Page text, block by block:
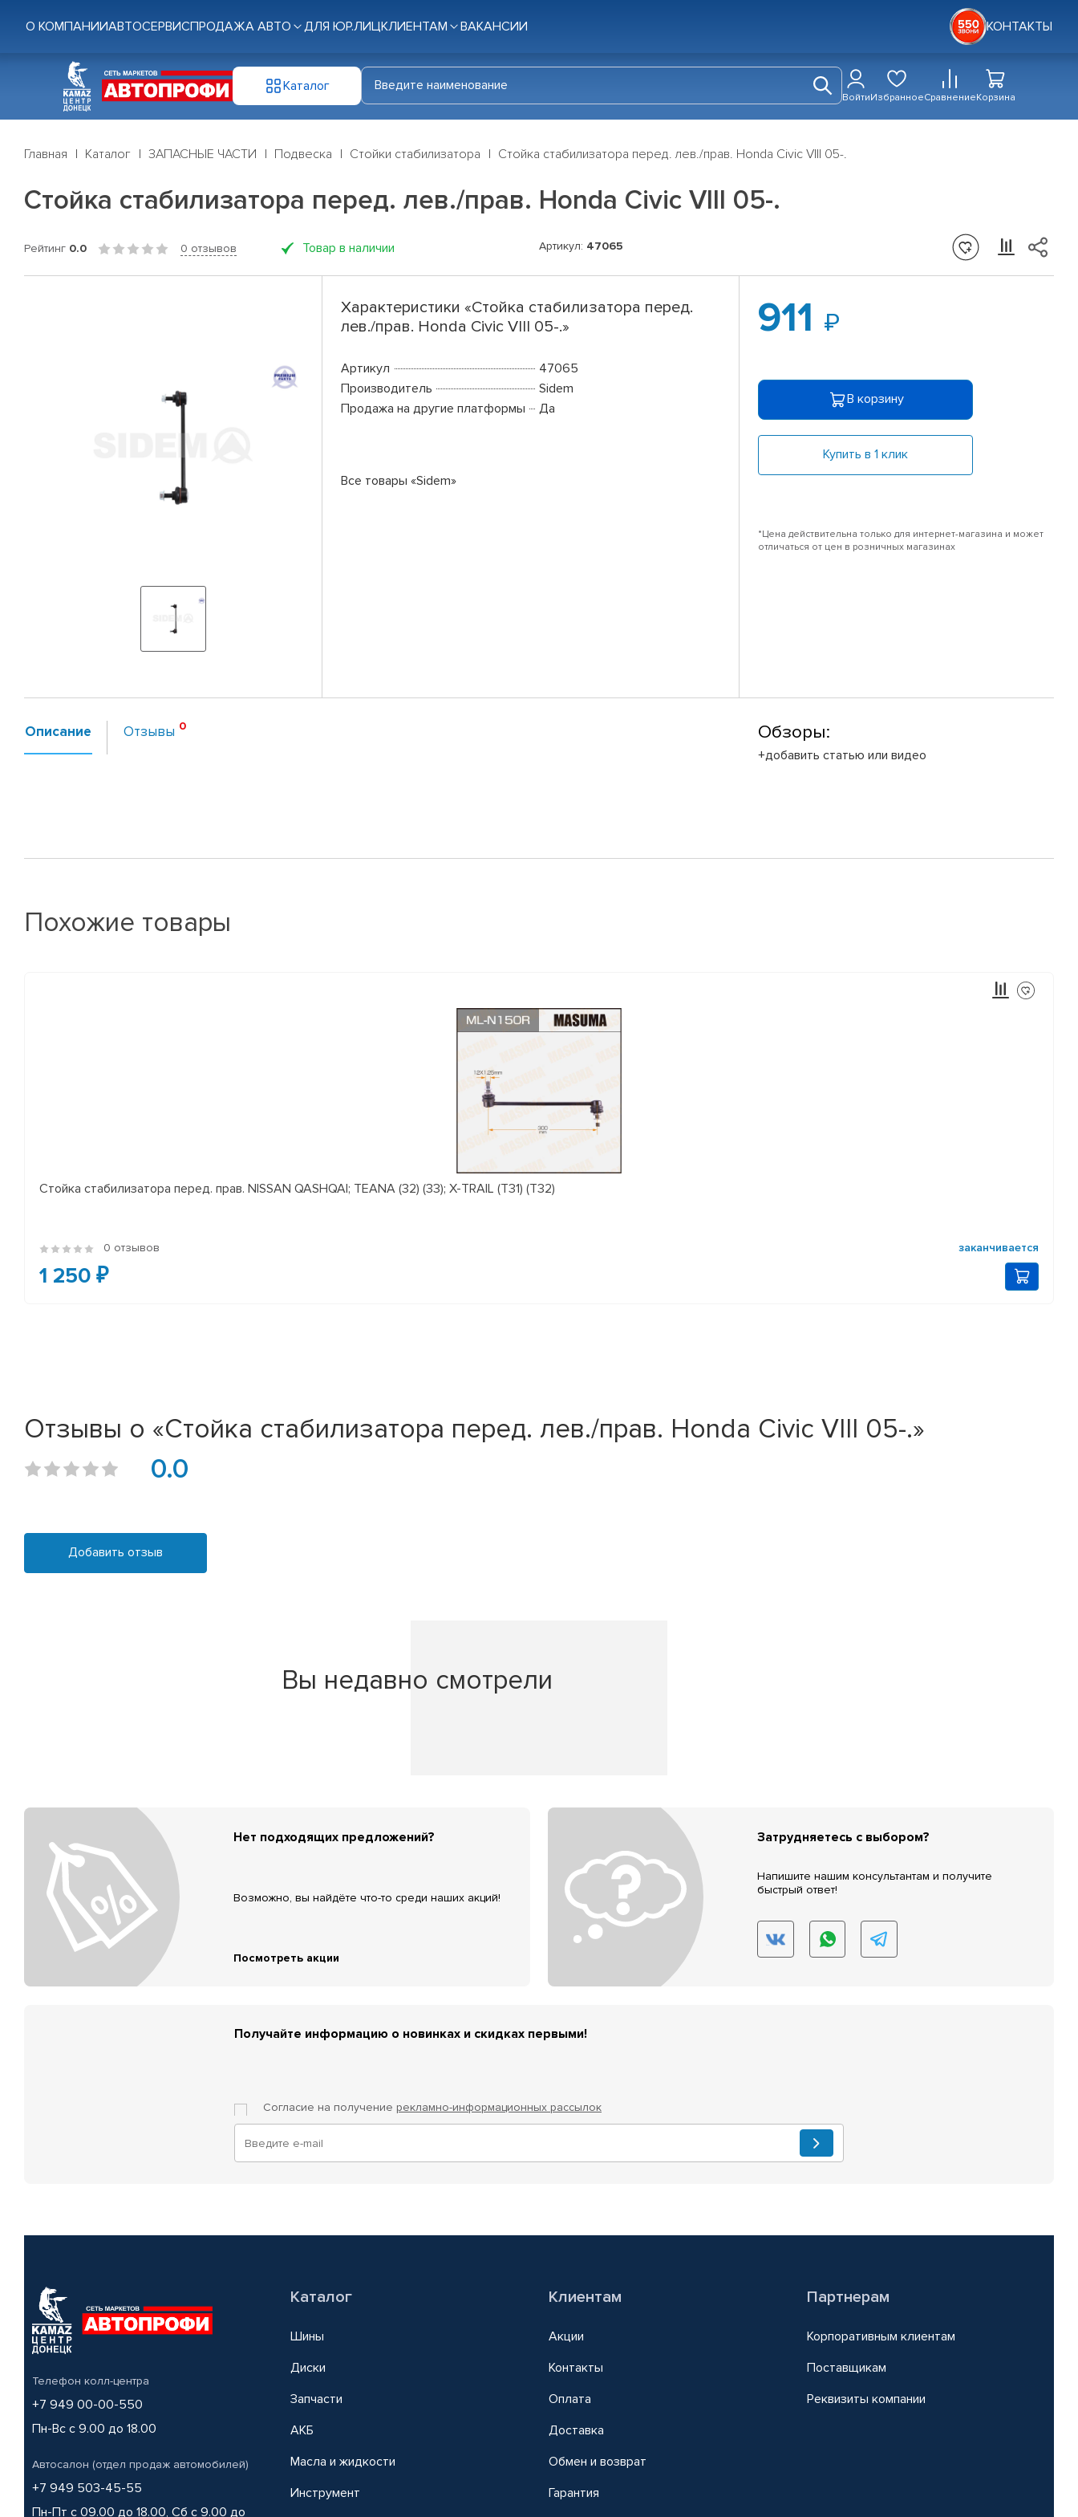
О КОМПАНИИАВТОСЕРВИСПРОДАЖА АВТО ДЛЯ ЮР.ЛИЦКЛИЕНТАМ ВАКАНСИИ КОНТАКТЫ
Каталог
ВойтиИзбранноеСравнениеКорзина
Главная Каталог ЗАПАСНЫЕ ЧАСТИ Подвеска Стойки стабилизатора Стойка стабилизатора перед. лев./прав. Honda Civic VIII 05-.
Стойка стабилизатора перед. лев./прав. Honda Civic VIII 05-.
Рейтинг 0.0 0 отзывов Товар в наличии Артикул: 47065
Характеристики «Стойка стабилизатора перед.
лев./прав. Honda Civic VIII 05-.»
Артикул
47065
Производитель
Sidem
Продажа на другие платформы
Да
Все товары «Sidem»
911
В корзину
Купить в 1 клик
*Цена действительна только для интернет-магазина и может
отличаться от цен в розничных магазинах
Описание Отзывы Обзоры:
+добавить статью или видео
Похожие товары
Стойка стабилизатора перед. прав. NISSAN QASHQAI; TEANA (32) (33); X-TRAIL (T31) (T32)
0 отзывов заканчивается
1 250 ₽
Отзывы о «Стойка стабилизатора перед. лев./прав. Honda Civic VIII 05-.»
0.0
Добавить отзыв
Вы недавно смотрели
Нет подходящих предложений?
Возможно, вы найдёте что-то среди наших акций!
Посмотреть акции
Затрудняетесь с выбором?
Напишите нашим консультантам и получите
быстрый ответ!
Получайте информацию о новинках и скидках первыми!
Согласие на получение рекламно-информационных рассылок
Телефон колл-центра
+7 949 00-00-550
Пн-Вс с 9.00 до 18.00
Автосалон (отдел продаж автомобилей)
+7 949 503-45-55
Пн-Пт с 09.00 до 18.00, Сб с 9.00 до
Каталог
Шины
Диски
Запчасти
АКБ
Масла и жидкости
Инструмент
Клиентам
Акции
Контакты
Оплата
Доставка
Обмен и возврат
Гарантия
Партнерам
Корпоративным клиентам
Поставщикам
Реквизиты компании